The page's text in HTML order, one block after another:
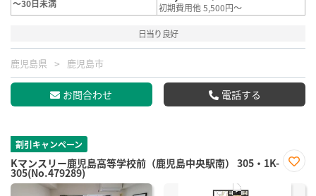
～30日未満
初期費用他 5,500円～
日当り良好
鹿児島県 鹿児島市
お問合わせ 電話する
割引キャンペーン
Kマンスリー鹿児島高等学校前（鹿児島中央駅南） 305・1K-
305(No.479289)
に入